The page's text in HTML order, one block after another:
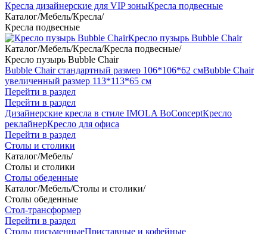
Кресла дизайнерские для VIP зоныКресла подвесные
Каталог/Мебель/Кресла/
Кресла подвесные
Кресло пузырь Bubble Chair
Каталог/Мебель/Кресла/Кресла подвесные/
Кресло пузырь Bubble Chair
Bubble Chair стандартный размер 106*106*62 смBubble Chair
увеличенный размер 113*113*65 см
Перейти в раздел
Перейти в раздел
Дизайнерские кресла в стиле IMOLA BoConceptКресло
реклайнерКресло для офиса
Перейти в раздел
Столы и столики
Каталог/Мебель/
Столы и столики
Столы обеденные
Каталог/Мебель/Столы и столики/
Столы обеденные
Стол-трансформер
Перейти в раздел
Столы письменныеПриставные и кофейные